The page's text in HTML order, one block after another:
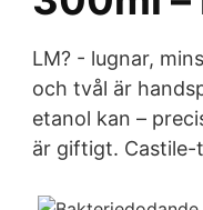
LM? - lugnar,
och tvål är
etanol kan –
är giftigt. Castile-